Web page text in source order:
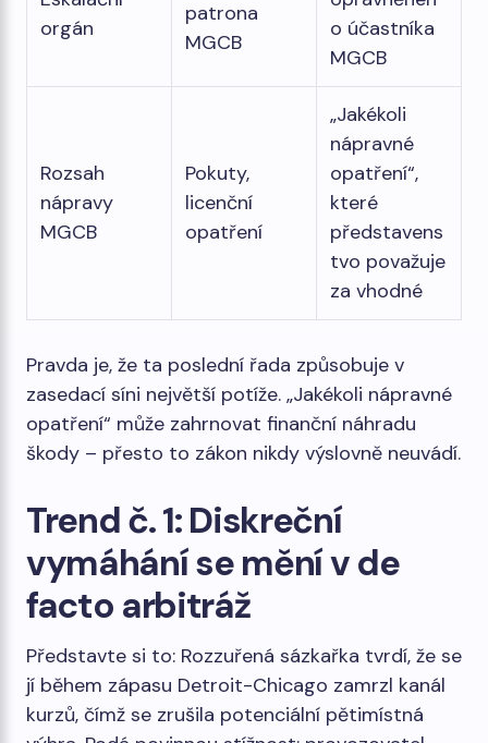
orgán
patrona
MGCB
o účastníka
MGCB
Rozsah
nápravy
MGCB
Pokuty,
licenční
opatření
„Jakékoli
nápravné
opatření“,
které
představens
tvo považuje
za vhodné
Pravda je, že ta poslední řada způsobuje v
zasedací síni největší potíže. „Jakékoli nápravné
opatření“ může zahrnovat finanční náhradu
škody – přesto to zákon nikdy výslovně neuvádí.
Trend č. 1: Diskreční
vymáhání se mění v de
facto arbitráž
Představte si to: Rozzuřená sázkařka tvrdí, že se
jí během zápasu Detroit-Chicago zamrzl kanál
kurzů, čímž se zrušila potenciální pětimístná